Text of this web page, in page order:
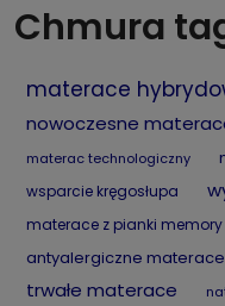
Chmura
materace
nowoczesne
materac technologiczny
wsparcie kręgosłupa
materace z pianki memory
antyalergiczne materace
trwałe materace